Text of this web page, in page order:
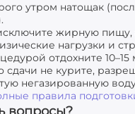
утром натощак
жирную пищу,
нагрузки и
отдохните 10–15
сдачи не курите,
негазированную
правила